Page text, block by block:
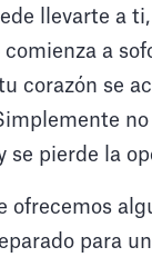
llevarte a
a
corazón se
se pierde la
ofrecemos
para